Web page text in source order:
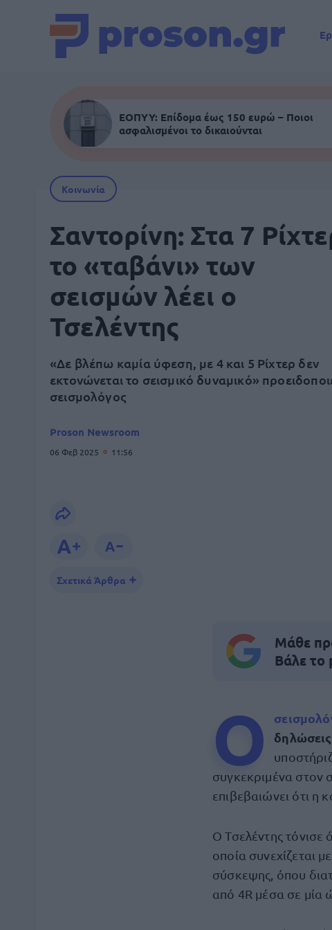
ΕΟΠΥΥ: Επίδομα έως 150 ευρώ – Ποιοι
ασφαλισμένοι το δικαιούνται
Κοινωνία
Σαντορίνη: Στα 7
το «ταβάνι» των
σεισμών λέει ο
Τσελέντης
«Δε βλέπω καμία ύφεση, με 4 και 5 Ρίχτερ δεν
εκτονώνεται το σεισμικό δυναμικό»
σεισμολόγος
Proson Newsroom
06 Φεβ 2025 11:56
Σχετικά Άρθρα
Μάθε
Βάλε το
Ο
συγκεκριμένα στον
επιβεβαιώνει ότι η
Ο Τσελέντης τόνισε
οποία συνεχίζεται
σύσκεψης, όπου
από 4R μέσα σε μία